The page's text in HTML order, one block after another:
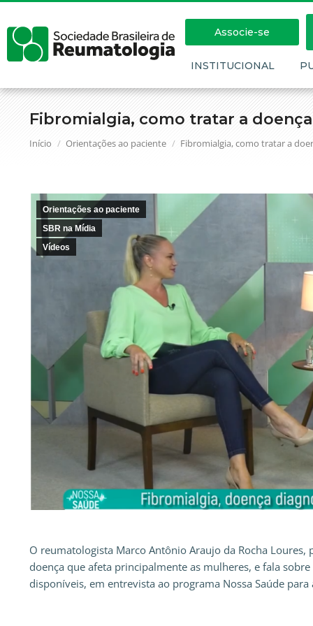
Fibromialgia, como tratar a doença
Você está aqui:
Início Orientações ao paciente Fibromialgia, como tratar a
Associe-se
INSTITUCIONAL
Orientações ao paciente
SBR na Mídia
Vídeos
O reumatologista Marco Antônio Araujo da Rocha
doença que afeta principalmente as mulheres, e fala
disponíveis, em entrevista ao programa Nossa Saúde para